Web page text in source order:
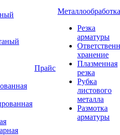
Прайс
Металлообработка
Резка
арматуры
хранение
Плазменная
резка
Рубка
листового
металла
Размотка
арматуры